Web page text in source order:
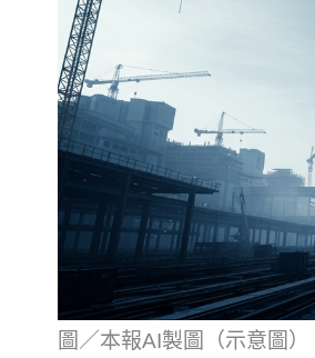
圖／本報AI製圖（示意圖）